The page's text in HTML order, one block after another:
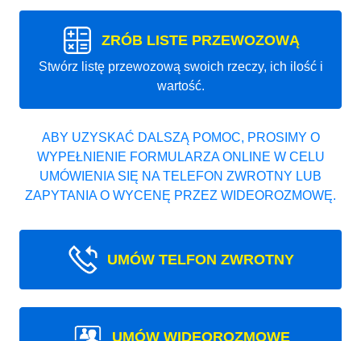
ZRÓB LISTE PRZEWOZOWĄ
Stwórz listę przewozową swoich rzeczy, ich ilość i
wartość.
ABY UZYSKAĆ DALSZĄ POMOC, PROSIMY O
WYPEŁNIENIE FORMULARZA ONLINE W CELU
UMÓWIENIA SIĘ NA TELEFON ZWROTNY LUB
ZAPYTANIA O WYCENĘ PRZEZ WIDEOROZMOWĘ.
UMÓW TELFON ZWROTNY
UMÓW WIDEOROZMOWE